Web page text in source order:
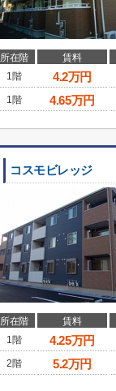
所在階 賃料
1階
4.2万円
1階
4.65万円
コスモビレッジ
所在階 賃料
1階
4.25万円
2階
5.2万円